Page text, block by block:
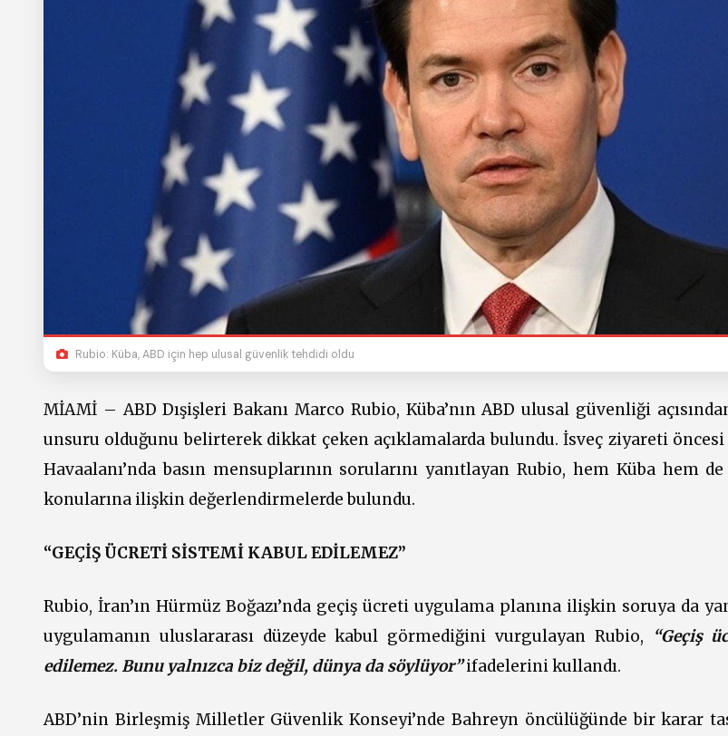
Rubio: Küba, ABD için hep ulusal güvenlik tehdidi oldu
MİAMİ – ABD Dışişleri Bakanı Marco Rubio, Küba’nın ABD ulusal güvenliği
unsuru olduğunu belirterek dikkat çeken açıklamalarda bulundu. İsveç ziyareti
Havaalanı’nda basın mensuplarının sorularını yanıtlayan Rubio, hem Küba hem
konularına ilişkin değerlendirmelerde bulundu.
“GEÇİŞ ÜCRETİ SİSTEMİ KABUL EDİLEMEZ”
Rubio, İran’ın Hürmüz Boğazı’nda geçiş ücreti uygulama planına ilişkin soruya da
uygulamanın uluslararası düzeyde kabul görmediğini vurgulayan Rubio,
“Geçiş
edilemez. Bunu yalnızca biz değil, dünya da söylüyor”ifadelerini kullandı.
ABD’nin Birleşmiş Milletler Güvenlik Konseyi’nde Bahreyn öncülüğünde bir karar